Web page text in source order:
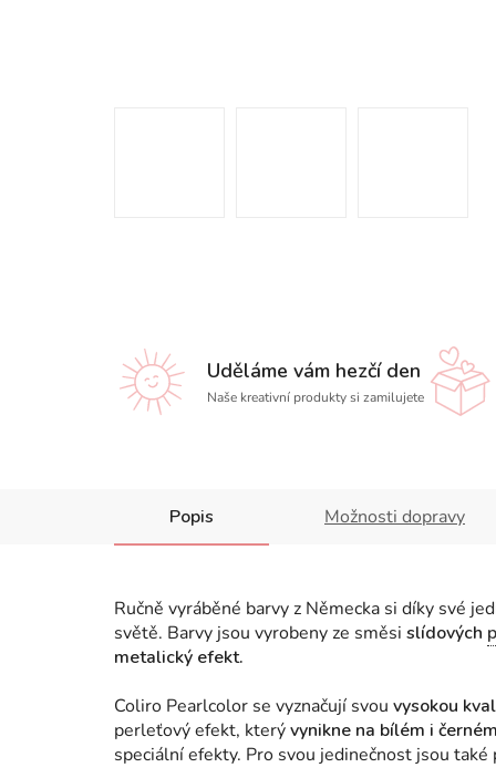
Uděláme vám hezčí den
Naše kreativní produkty si zamilujete
Popis Možnosti dopravy
Ručně vyráběné barvy z Německa si díky své
světě. Barvy jsou vyrobeny ze směsi slídových
metalický efekt.
Coliro Pearlcolor se vyznačují svou vysokou
perleťový efekt, kterývynikne na bílém i černém
speciální efekty. Pro svou jedinečnost jsou